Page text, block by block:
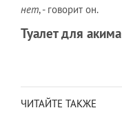
нет, - говорит он.
Туалет для акима
ЧИТАЙТЕ ТАКЖЕ